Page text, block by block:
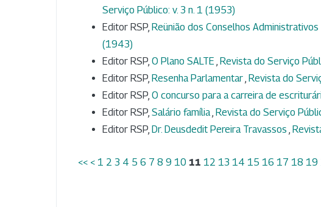
Serviço Público: v. 3 n. 1 (1953)
Editor RSP, Reünião dos Conselhos
(1943)
Editor RSP, O Plano SALTE , Revista do Serviço
Editor RSP, Resenha Parlamentar, Revista do
Editor RSP, O concurso para a carreira de
Editor RSP, Salário família, Revista do Serviço
Editor RSP, Dr. Deusdedit Pereira Travassos ,
<< < 1 2 3 4 5 6 7 8 9 10 11 12 13 14 15 16 17 18 19